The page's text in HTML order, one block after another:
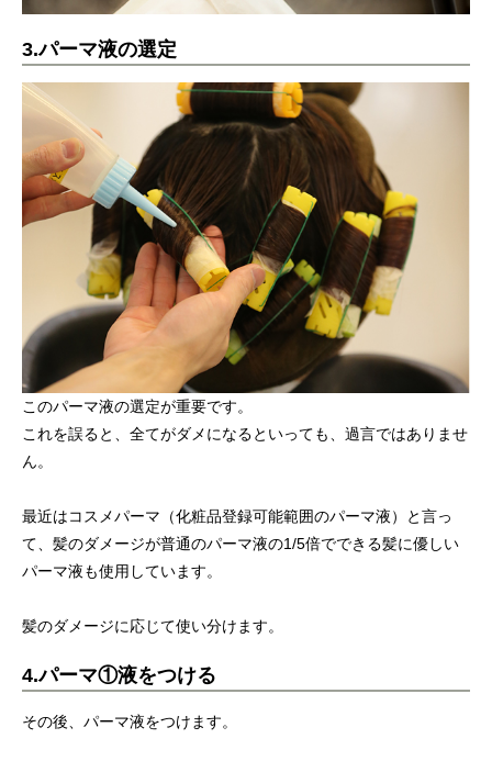
3.パーマ液の選定
このパーマ液の選定が重要です。
これを誤ると、全てがダメになるといっても、過言ではありませ
ん。
最近はコスメパーマ（化粧品登録可能範囲のパーマ液）と言っ
て、髪のダメージが普通のパーマ液の1/5倍でできる髪に優しい
パーマ液も使用しています。
髪のダメージに応じて使い分けます。
4.パーマ①液をつける
その後、パーマ液をつけます。